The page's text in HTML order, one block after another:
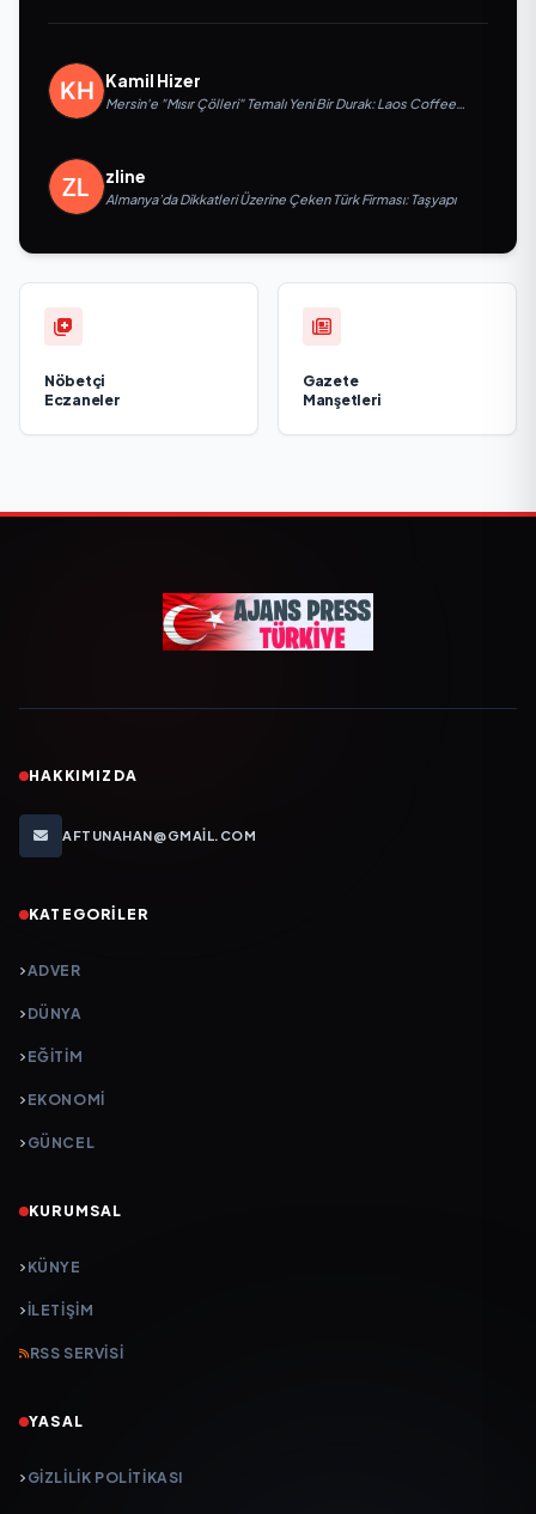
Kamil Hizer
Mersin'e "Mısır Çölleri" Temalı Yeni Bir Durak: Laos Coffee
zline
Almanya’da Dikkatleri Üzerine Çeken Türk Firması: Taşyapı
Nöbetçi
Eczaneler
Gazete
Manşetleri
HAKKIMIZDA
AFTUNAHAN@GMAIL.COM
KATEGORILER
ADVER
DÜNYA
EĞİTİM
EKONOMİ
GÜNCEL
KURUMSAL
KÜNYE
İLETIŞIM
RSS SERVISI
YASAL
GIZLILIK POLITIKASI